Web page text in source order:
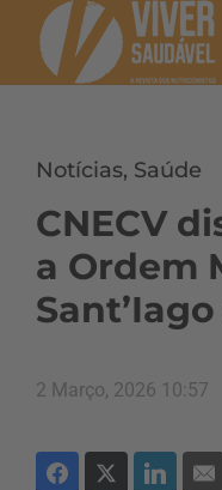
Notícias, Saúde
CNECV
a Ordem
2 Março, 2026 10:57